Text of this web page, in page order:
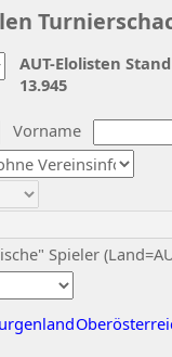
Vorname
Spieler
AUT-Elolisten
13.945